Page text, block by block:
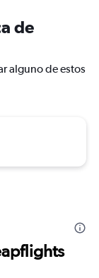
de
alguno de estos